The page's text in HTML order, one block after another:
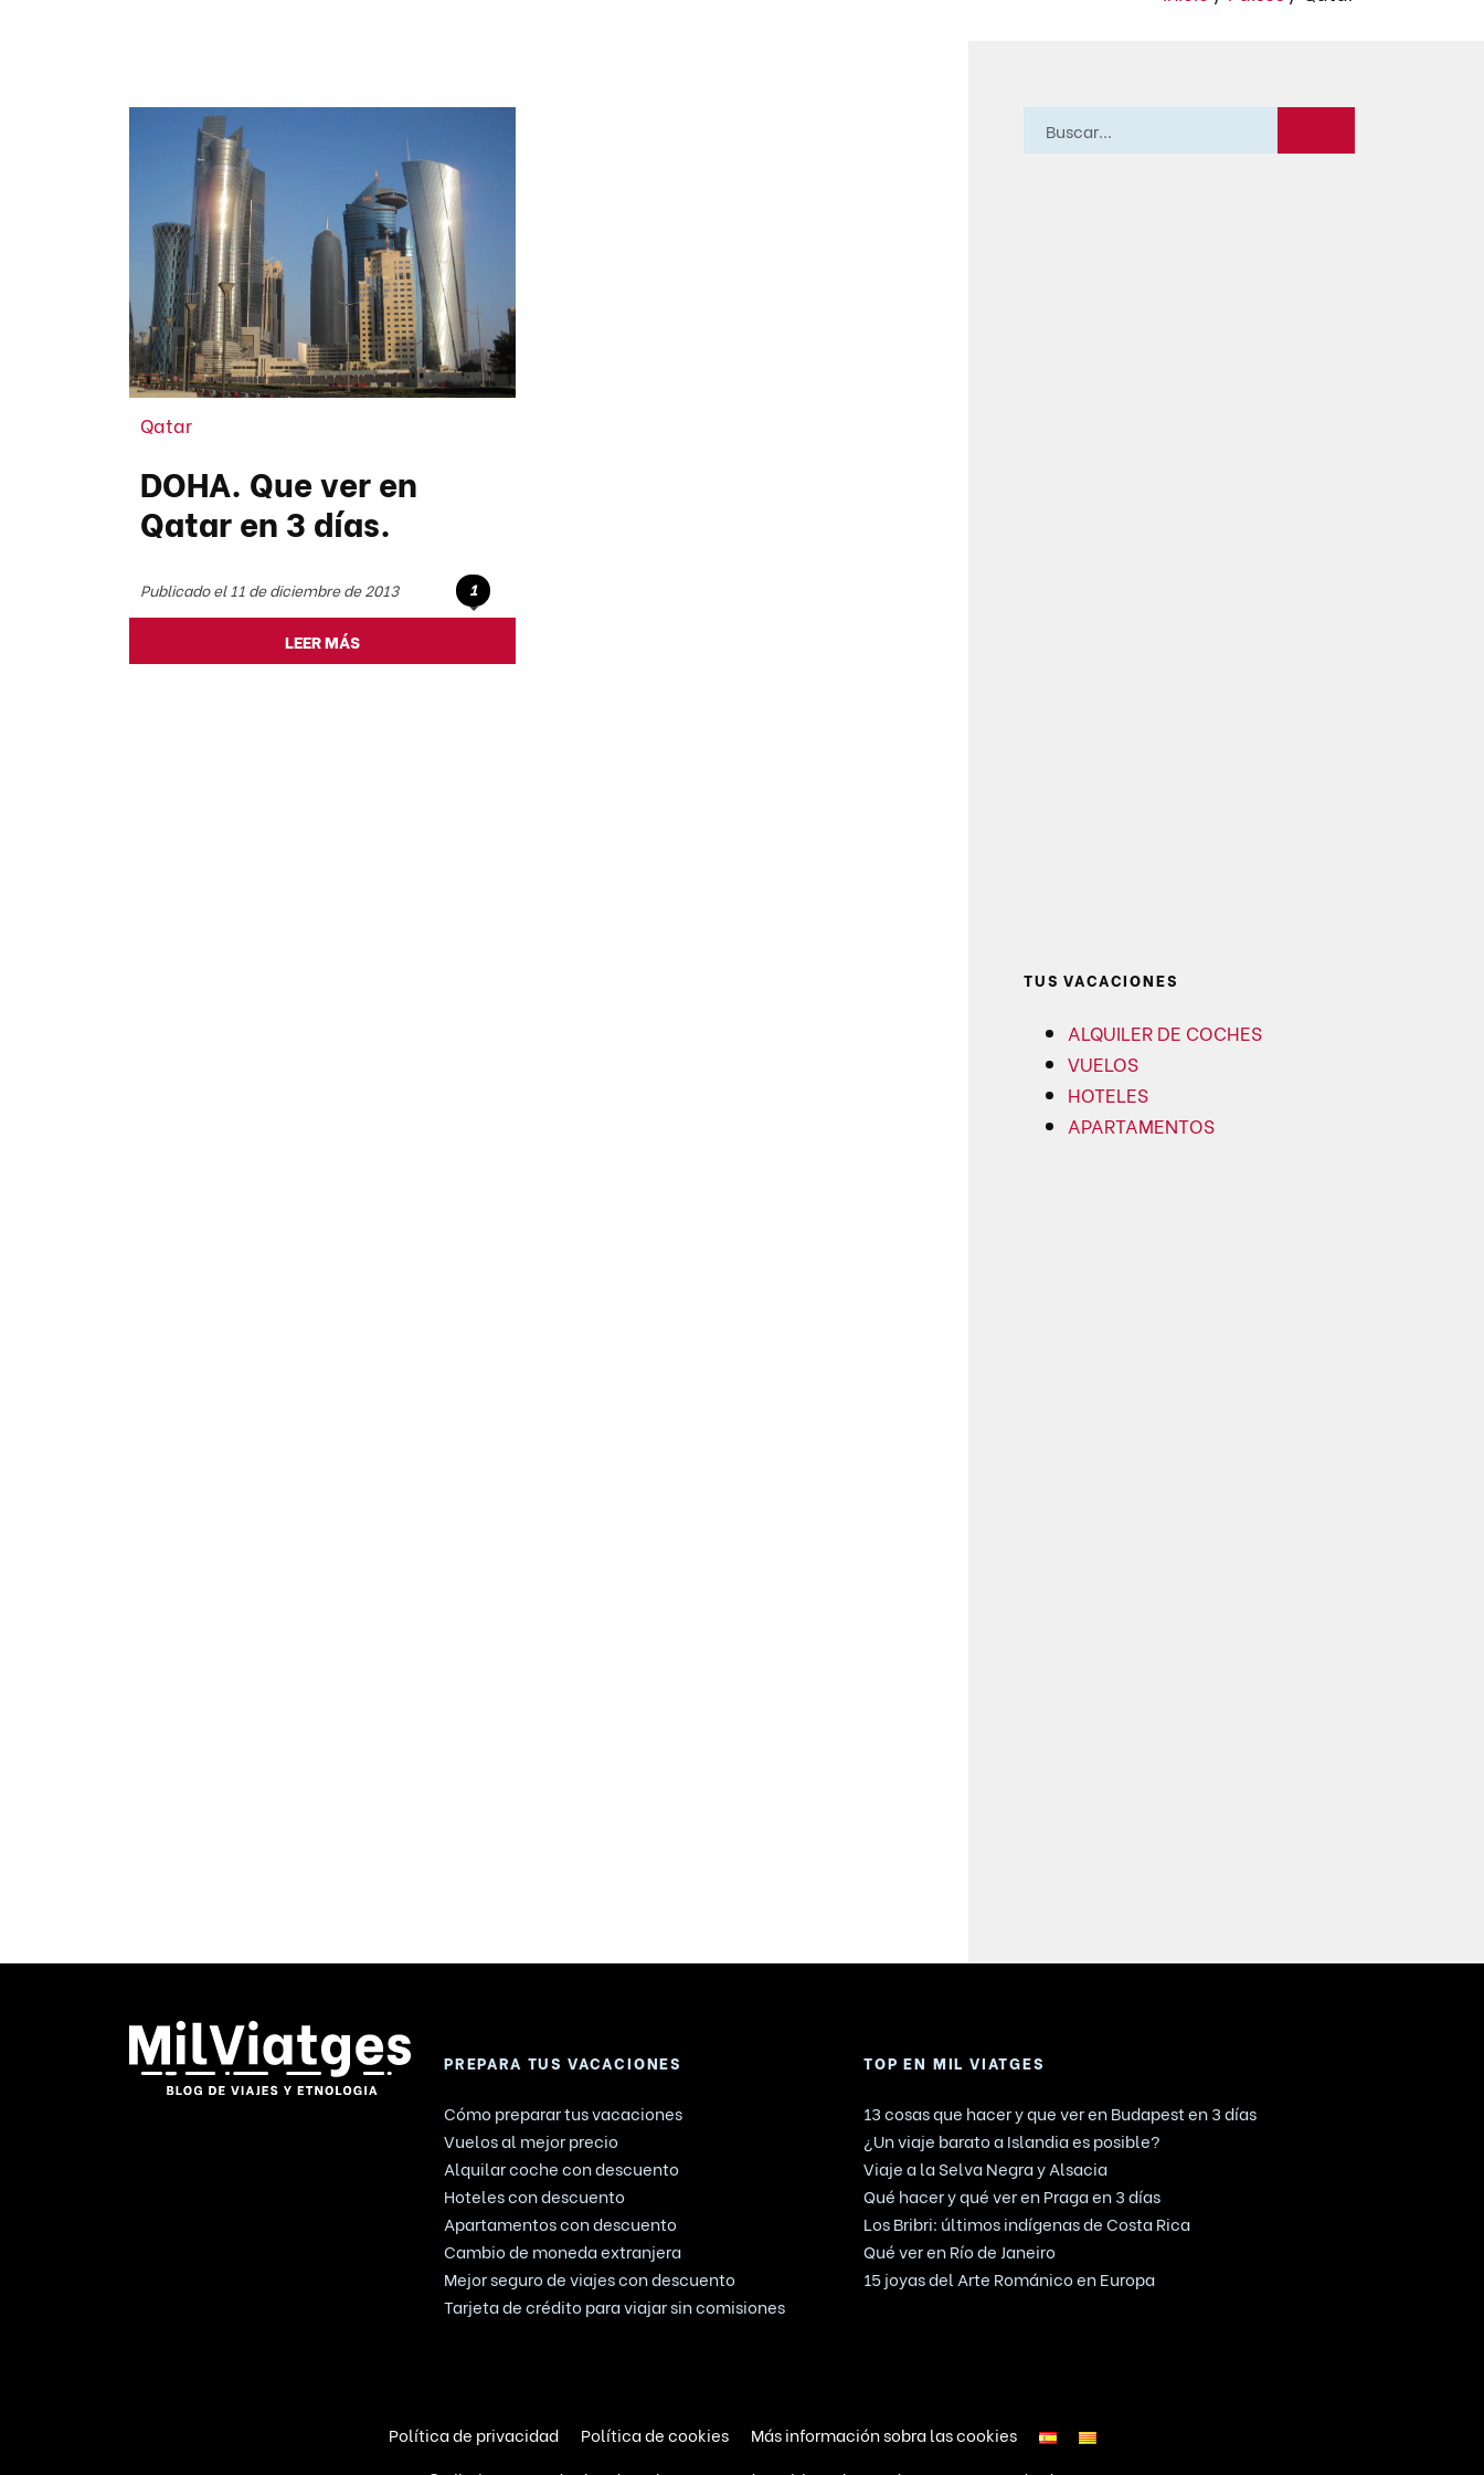
Qatar
DOHA. Que ver en
Qatar en 3 días.
Publicado el 11 de diciembre de 2013 1
LEER MÁS
TUS VACACIONES
ALQUILER DE COCHES
VUELOS
HOTELES
APARTAMENTOS
PREPARA TUS VACACIONES
Cómo preparar tus vacaciones
Vuelos al mejor precio
Alquilar coche con descuento
Hoteles con descuento
Apartamentos con descuento
Cambio de moneda extranjera
Mejor seguro de viajes con descuento
Tarjeta de crédito para viajar sin comisiones
TOP EN MIL VIATGES
13 cosas que hacer y que ver en Budapest en 3 días
¿Un viaje barato a Islandia es posible?
Viaje a la Selva Negra y Alsacia
Qué hacer y qué ver en Praga en 3 días
Los Bribri: últimos indígenas de Costa Rica
Qué ver en Río de Janeiro
15 joyas del Arte Románico en Europa
Política de privacidad Política de cookies
Más información sobra las cookies